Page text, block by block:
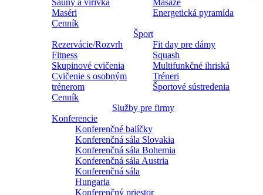
Sauny a vírivka
Masáže
Maséri
Energetická pyramída
Cenník
Šport
Rezervácie/Rozvrh
Fit day pre dámy
Fitness
Squash
Skupinové cvičenia
Multifunkčné ihriská
Cvičenie s osobným
trénerom
Tréneri
Športové sústredenia
Cenník
Služby pre firmy
Konferencie
Konferenčné balíčky
Konferenčná sála Slovakia
Konferenčná sála Bohemia
Konferenčná sála Austria
Konferenčná sála
Hungaria
Konferenčný priestor